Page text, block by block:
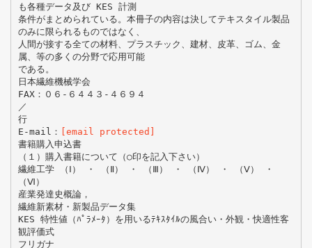
も各種データ及び KES 計測
条件がまとめられている。本冊子の内容は決してテキスタイル製品
のみに限られるものではなく、
人間が接する全ての材料、プラスチック、建材、皮革、ゴム、金
属、等の多くの分野で応用可能
である。
日本繊維機械学会
FAX：０６-６４４３-４６９４
／
行
E-mail： [email protected]
書籍購入申込書
（１）購入書籍について（○印を記入下さい）
繊維工学 （Ⅰ） ・ （Ⅱ） ・ （Ⅲ） ・ （Ⅳ） ・ （Ⅴ） ・
（Ⅵ）
産業発達史概論，
繊維新素材・新製品データ集
KES 特性値（ﾊﾟﾗﾒｰﾀ）を用いるﾃｷｽﾀｲﾙの風合い・外観・快適性客
観評価式
フリガナ